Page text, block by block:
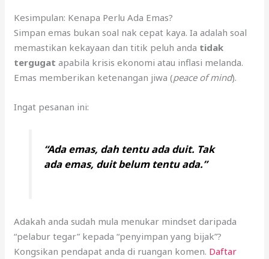
Kesimpulan: Kenapa Perlu Ada Emas?
Simpan emas bukan soal nak cepat kaya. Ia adalah soal
memastikan kekayaan dan titik peluh anda tidak
tergugat apabila krisis ekonomi atau inflasi melanda.
Emas memberikan ketenangan jiwa (peace of mind).
Ingat pesanan ini:
“Ada emas, dah tentu ada duit. Tak
ada emas, duit belum tentu ada.”
Adakah anda sudah mula menukar mindset daripada
“pelabur tegar” kepada “penyimpan yang bijak”?
Kongsikan pendapat anda di ruangan komen. Daftar